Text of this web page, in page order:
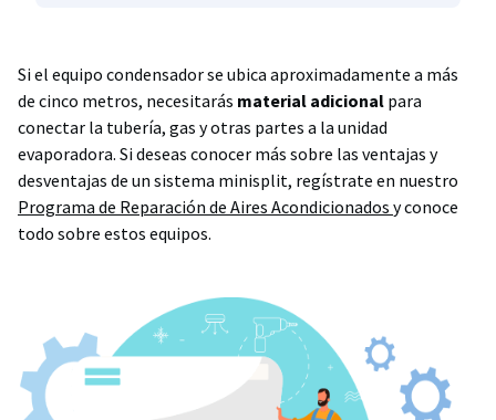
Si el equipo condensador se ubica aproximadamente a más
de cinco metros, necesitarás material adicional para
conectar la tubería, gas y otras partes a la unidad
evaporadora. Si deseas conocer más sobre las ventajas y
desventajas de un sistema minisplit, regístrate en nuestro
Programa de Reparación de Aires Acondicionados y conoce
todo sobre estos equipos.